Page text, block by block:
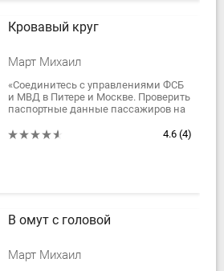
Кровавый круг
Март Михаил
«Соединитесь с управлениями ФСБ
и МВД в Питере и Москве. Проверить
паспортные данные пассажиров на
объявленных в розыск за
4.6 (4)
В омут с головой
Март Михаил